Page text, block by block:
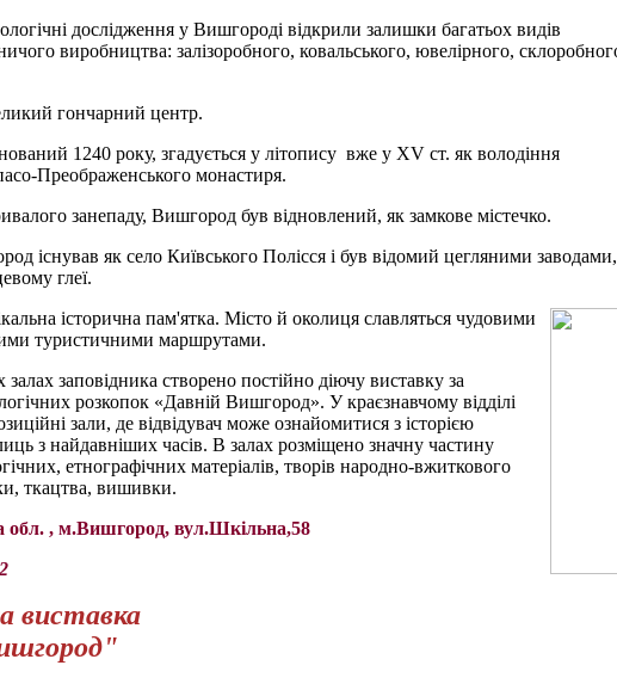
дослідження у Вишгороді відкрили залишки багатьох видів
виробництва: залізоробного, ковальського, ювелірного,
гончарний центр.
1240 року, згадується у літопису вже у ХV ст. як володіння
Преображенського монастиря.
занепаду, Вишгород був відновлений, як замкове містечко.
існував як село Київського Полісся і був відомий цегляними
глеї.
історична пам'ятка. Місто й околиця славляться чудовими
туристичними маршрутами.
заповідника створено постійно діючу виставку за
розкопок «Давній Вишгород». У краєзнавчому відділі
зали, де відвідувач може ознайомитися з історією
з найдавніших часів. В залах розміщено значну частину
етнографічних матеріалів, творів народно-вжиткового
ткацтва, вишивки.
обл. , м.Вишгород, вул.Шкільна,58
виставка